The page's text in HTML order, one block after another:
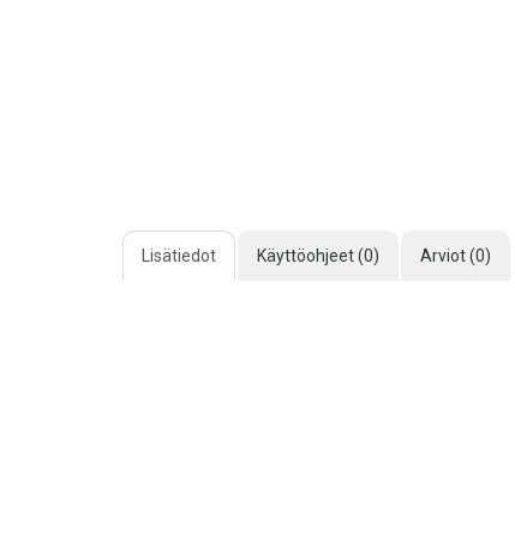
Lisätiedot Käyttöohjeet (0) Arviot (0)